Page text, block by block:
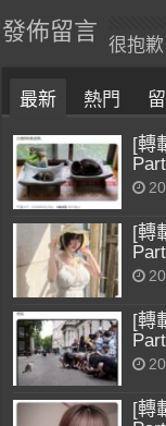
發佈留言
很抱
最新 熱門
[轉
[轉
[轉
[轉